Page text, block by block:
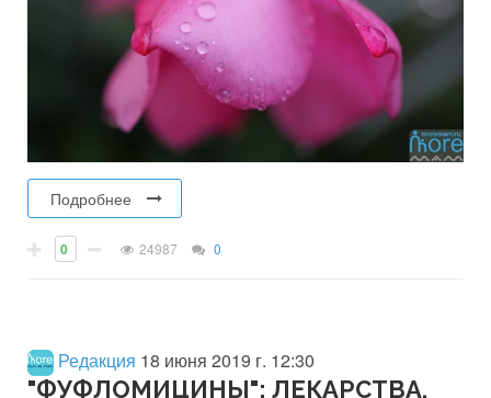
Подробнее
0 24987 0
Редакция 18 июня 2019 г. 12:30
"ФУФЛОМИЦИНЫ": ЛЕКАРСТВА,